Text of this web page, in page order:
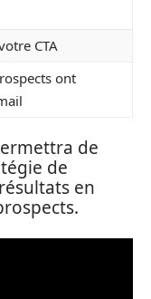
CTA
ont
de
de
en